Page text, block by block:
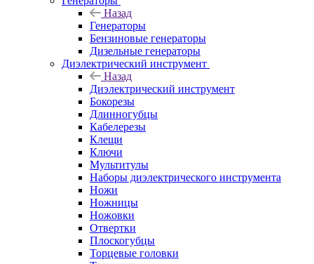
Назад
Генераторы
Бензиновые генераторы
Дизельные генераторы
Диэлектрический инструмент
Назад
Диэлектрический инструмент
Бокорезы
Длинногубцы
Кабелерезы
Клещи
Ключи
Мультитулы
Наборы диэлектрического инструмента
Ножи
Ножницы
Ножовки
Отвертки
Плоскогубцы
Торцевые головки